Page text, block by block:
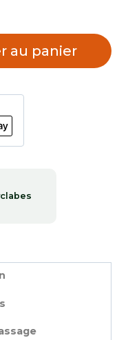
au panier